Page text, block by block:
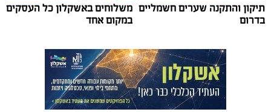
תיקון והתקנה שערים חשמליים
בדרום
משלוחים באשקלון כל העסקים
במקום אחד